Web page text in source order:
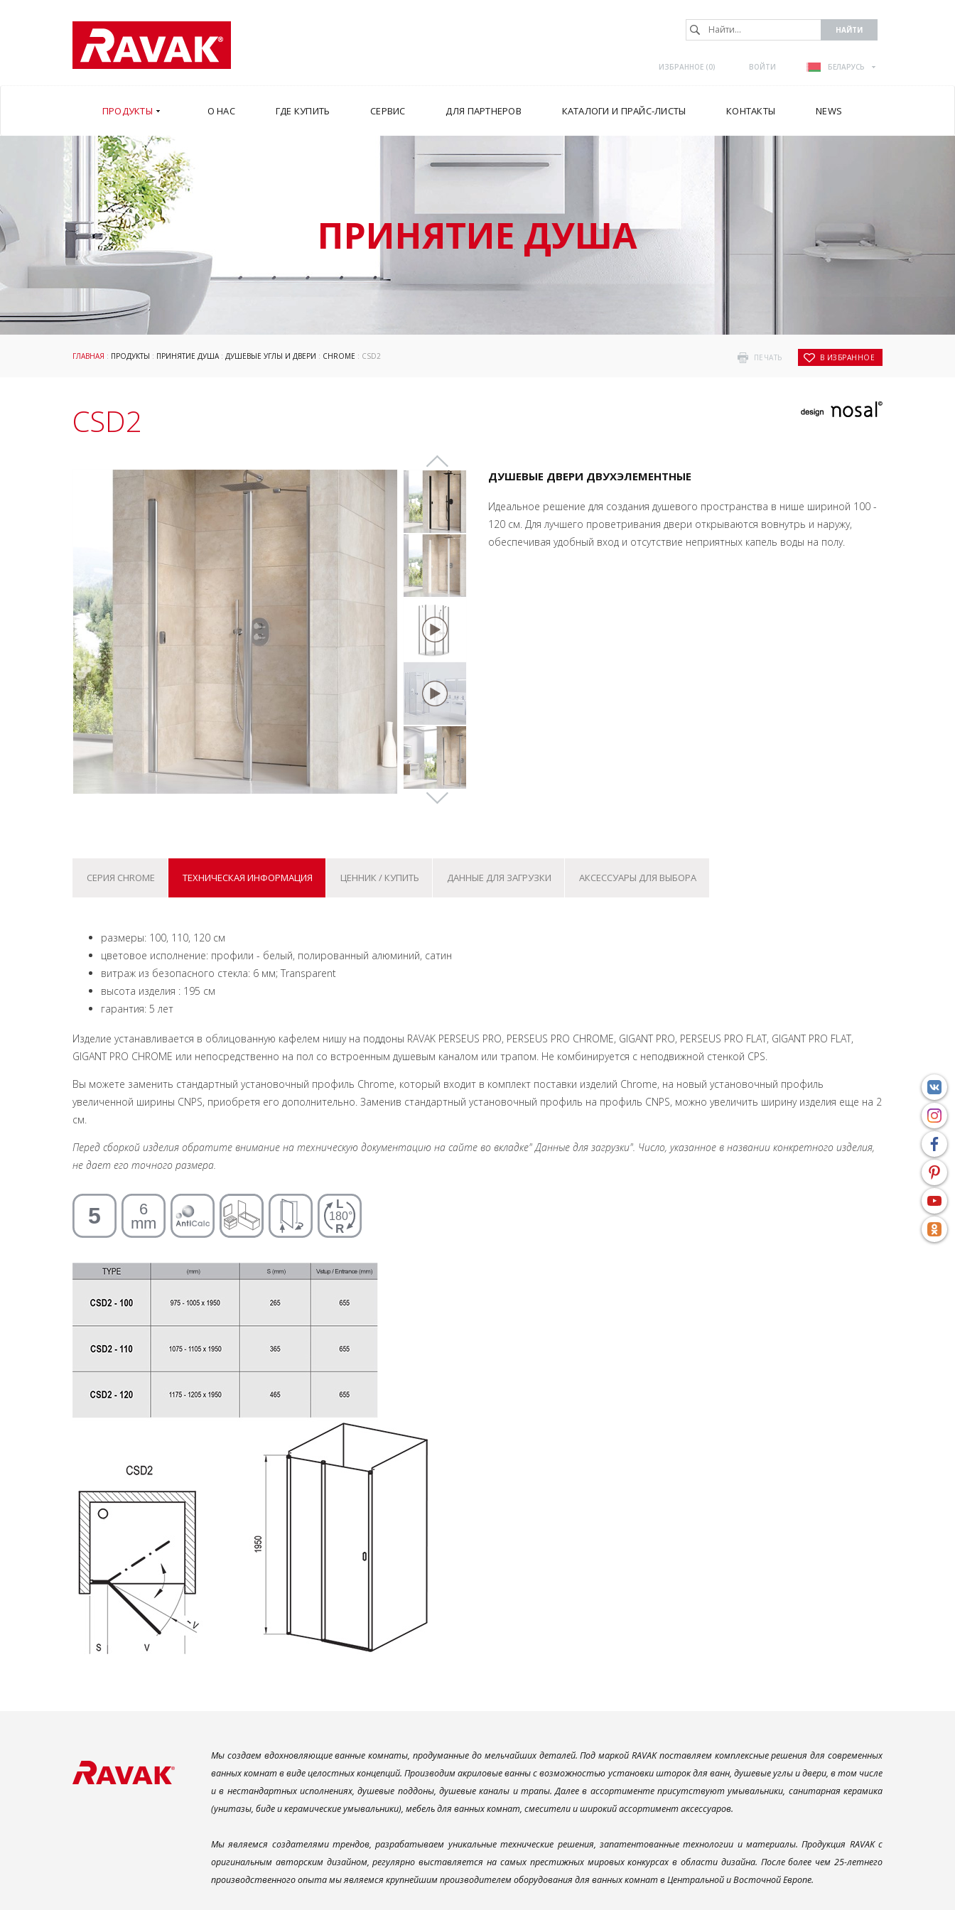
ИЗБРАННОЕ (0) ВОЙТИ БЕЛАРУСЬ
ПРОДУКТЫ О НАС ГДЕ КУПИТЬ СЕРВИС ДЛЯ ПАРТНЕРОВ КАТАЛОГИ И ПРАЙС-ЛИСТЫ КОНТАКТЫ NEWS
ПРИНЯТИЕ ДУША
ПЕЧАТЬ В ИЗБРАННОЕ
ГЛАВНАЯ : ПРОДУКТЫ : ПРИНЯТИЕ ДУША: ДУШЕВЫЕ УГЛЫ И ДВЕРИ : CHROME : CSD2
CSD2
ДУШЕВЫЕ ДВЕРИ ДВУХЭЛЕМЕНТНЫЕ
Идеальное решение для создания душевого пространства в нише шириной 100 -
120 см. Для лучшего проветривания двери открываются вовнутрь и наружу,
обеспечивая удобный вход и отсутствие неприятных капель воды на полу.
СЕРИЯ CHROME ТЕХНИЧЕСКАЯ ИНФОРМАЦИЯ ЦЕННИК / КУПИТЬ ДАННЫЕ ДЛЯ ЗАГРУЗКИ АКСЕССУАРЫ ДЛЯ ВЫБОРА
размеры: 100, 110, 120 см
цветовое исполнение: профили - белый, полированный алюминий, сатин
витраж из безопасного стекла: 6 мм; Transparent
высота изделия : 195 см
гарантия: 5 лет
Изделие устанавливается в облицованную кафелем нишу на поддоны RAVAK PERSEUS PRO, PERSEUS PRO CHROME, GIGANT PRO, PERSEUS PRO FLAT, GIGANT PRO FLAT,
GIGANT PRO CHROME или непосредственно на пол со встроенным душевым каналом или трапом. Не комбинируется с неподвижной стенкой CPS.
Вы можете заменить стандартный установочный профиль Chrome, который входит в комплект поставки изделий Chrome, на новый установочный профиль
увеличенной ширины CNPS, приобретя его дополнительно. Заменив стандартный установочный профиль на профиль CNPS, можно увеличить ширину изделия еще на 2
см.
Перед сборкой изделия обратите внимание на техническую документацию на сайте во вкладке" Данные для загрузки". Число, указанное в названии конкретного изделия,
не дает его точного размера.
Мы создаем вдохновляющие ванные комнаты, продуманные до мельчайших деталей. Под маркой RAVAK поставляем комплексные решения для современных
ванных комнат в виде целостных концепций. Производим акриловые ванны с возможностью установки шторок для ванн, душевые углы и двери, в том числе
и в нестандартных исполнениях, душевые поддоны, душевые каналы и трапы. Далее в ассортименте присутствуют умывальники, санитарная керамика
(унитазы, биде и керамические умывальники), мебель для ванных комнат, смесители и широкий ассортимент аксессуаров.
Мы являемся создателями трендов, разрабатываем уникальные технические решения, запатентованные технологии и материалы. Продукция RAVAK с
оригинальным авторским дизайном, регулярно выставляется на самых престижных мировых конкурсах в области дизайна. После более чем 25-летнего
производственного опыта мы являемся крупнейшим производителем оборудования для ванных комнат в Центральной и Восточной Европе.